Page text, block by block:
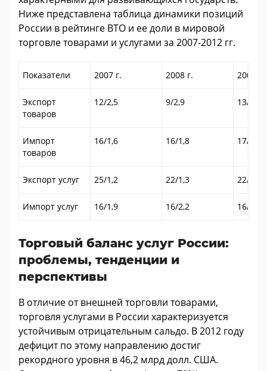
Ниже представлена таблица динамики позиций
России в рейтинге ВТО и ее доли в мировой
торговле товарами и услугами за 2007-2012 гг.
Показатели 2007 г. 2008 г. 2009 г.
Экспорт
товаров
12/2,5 9/2,9 13/2,4
Импорт
товаров
16/1,6 16/1,8 17/1,5
Экспорт услуг 25/1,2 22/1,3 22/1,3
Импорт услуг 16/1,9 16/2,2 16/1,9
Торговый баланс услуг России:
проблемы, тенденции и
перспективы
В отличие от внешней торговли товарами,
торговля услугами в России характеризуется
устойчивым отрицательным сальдо. В 2012 году
дефицит по этому направлению достиг
рекордного уровня в 46,2 млрд долл. США.